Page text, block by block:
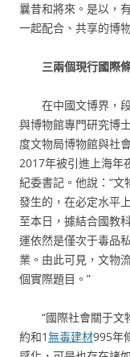
曩昔和將來。是以，
一起配合、共享的博
三兩個現行國際
在中國文博界，
與博物館專門研究博
度文物局博物館與社
2017年被引進上海年
紀委書記。他說：“
發生的，在必定水平
至本日，據結合國教
運依然是僅次于毒品
業。由此可見，文物
個實際題目。”
“國際社會關于
約和1無毒建材995年